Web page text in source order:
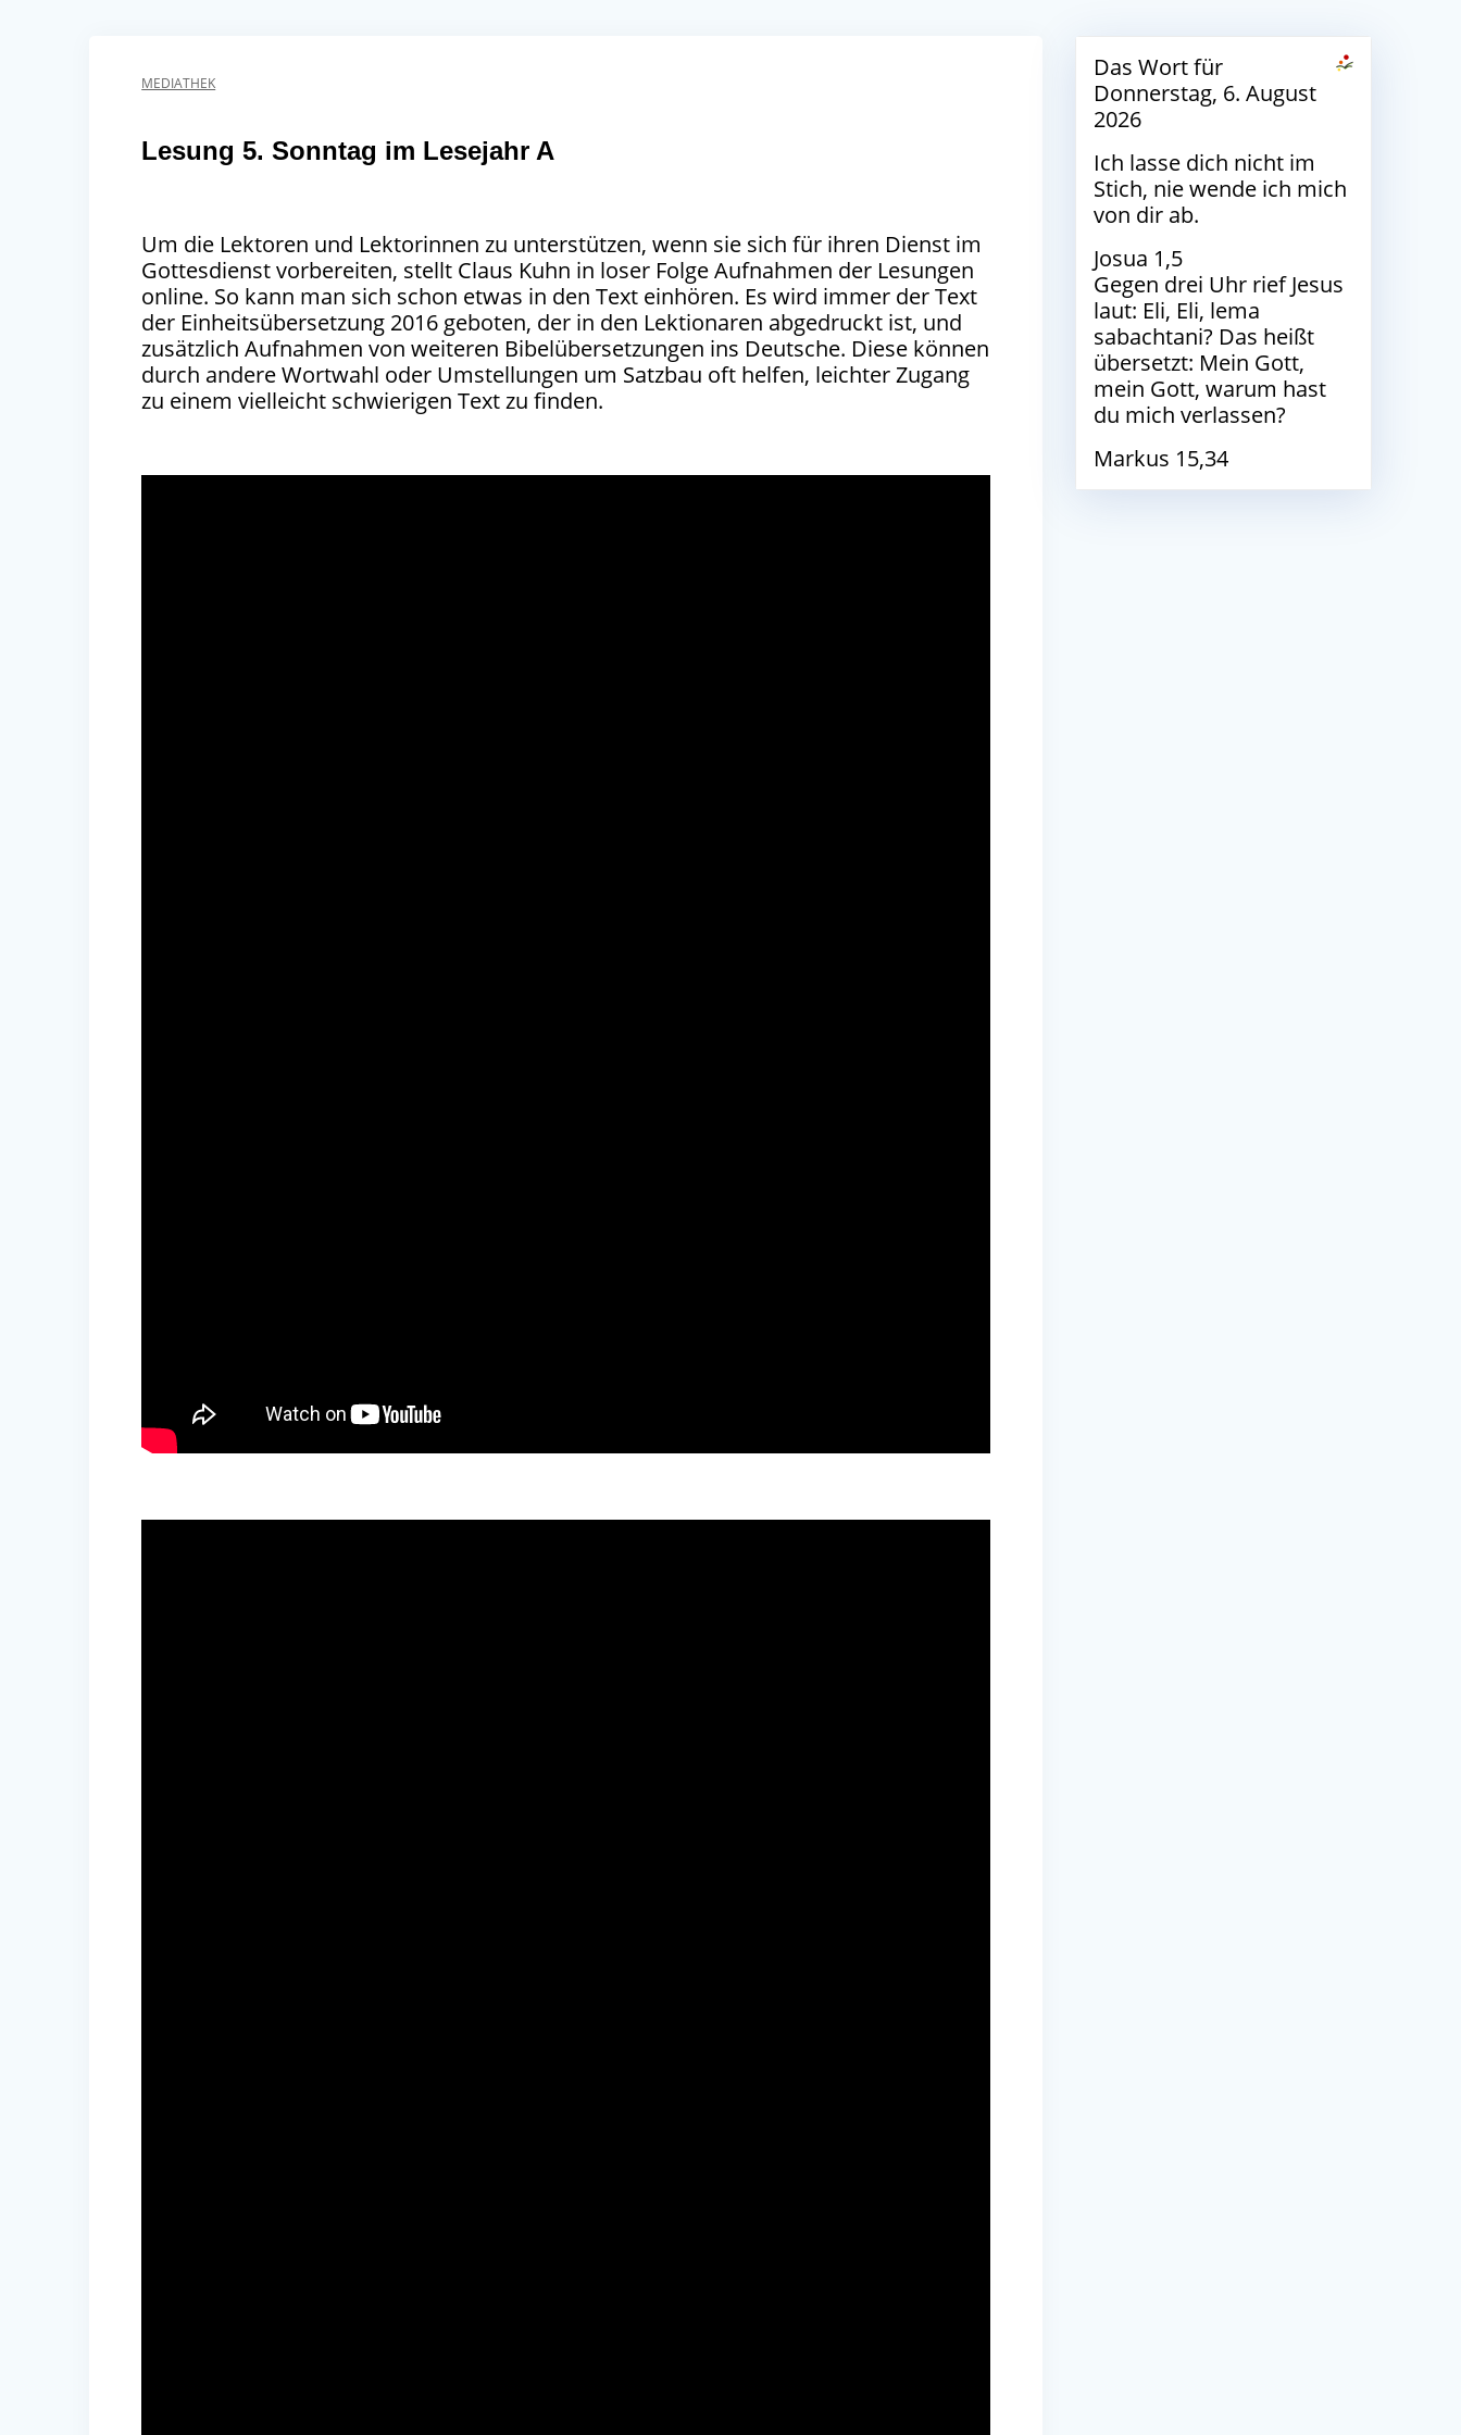
MEDIATHEK
Lesung 5. Sonntag im Lesejahr A
Um die Lektoren und Lektorinnen zu unterstützen, wenn sie sich für ihren Dienst im
Gottesdienst vorbereiten, stellt Claus Kuhn in loser Folge Aufnahmen der Lesungen
online. So kann man sich schon etwas in den Text einhören. Es wird immer der Text
der Einheitsübersetzung 2016 geboten, der in den Lektionaren abgedruckt ist, und
zusätzlich Aufnahmen von weiteren Bibelübersetzungen ins Deutsche. Diese können
durch andere Wortwahl oder Umstellungen um Satzbau oft helfen, leichter Zugang
zu einem vielleicht schwierigen Text zu finden.
Das Wort für
Donnerstag, 6. August
2026
Ich lasse dich nicht im
Stich, nie wende ich mich
von dir ab.
Josua 1,5
Gegen drei Uhr rief Jesus
laut: Eli, Eli, lema
sabachtani? Das heißt
übersetzt: Mein Gott,
mein Gott, warum hast
du mich verlassen?
Markus 15,34